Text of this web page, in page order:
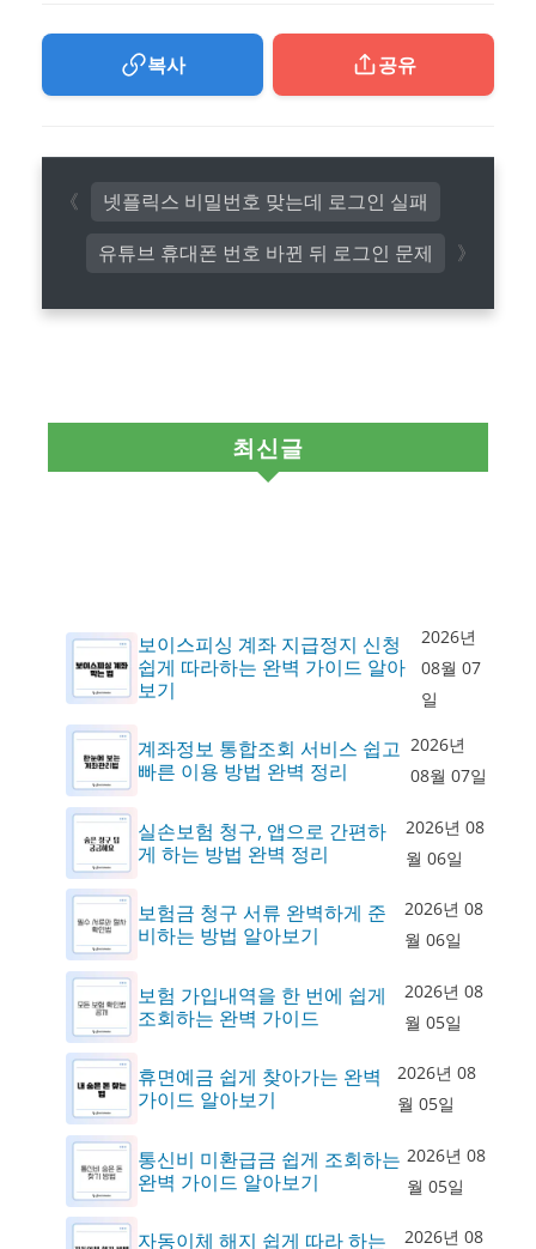
복사 공유
유튜브 휴대폰 번호 바뀐 뒤 로그인 문제
넷플릭스 비밀번호 맞는데 로그인 실패
최신글
보이스피싱 계좌 지급정지 신청
쉽게 따라하는 완벽 가이드 알아
보기
2026년
08월 07
일
계좌정보 통합조회 서비스 쉽고
빠른 이용 방법 완벽 정리
2026년
08월 07일
실손보험 청구, 앱으로 간편하
게 하는 방법 완벽 정리
2026년 08
월 06일
보험금 청구 서류 완벽하게 준
비하는 방법 알아보기
2026년 08
월 06일
보험 가입내역을 한 번에 쉽게
조회하는 완벽 가이드
2026년 08
월 05일
휴면예금 쉽게 찾아가는 완벽
가이드 알아보기
2026년 08
월 05일
통신비 미환급금 쉽게 조회하는
완벽 가이드 알아보기
2026년 08
월 05일
자동이체 해지 쉽게 따라 하는 2026년 08